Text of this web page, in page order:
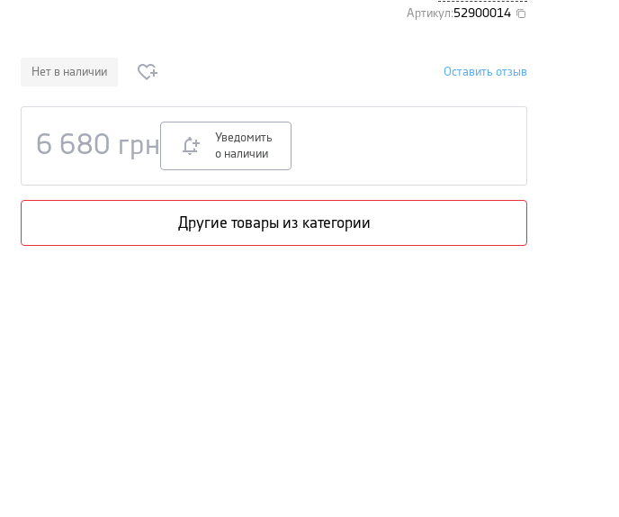
Артикул:52900014
Нет в наличии Оставить отзыв
6 680 грн
Уведомить
о наличии
Другие товары из категории